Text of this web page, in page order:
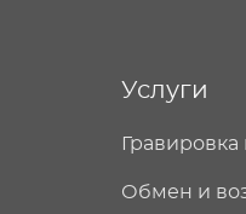
Услуги
Обмен и